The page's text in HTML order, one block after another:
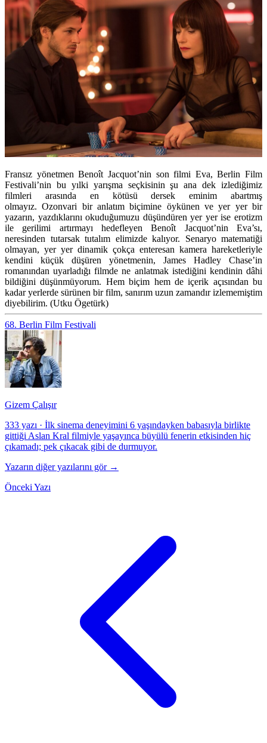
Fransız yönetmenBenoît Jacquot’nin son filmi Eva, Berlin Film
Festivali’nin bu yılki yarışma seçkisinin şu ana dek izlediğimiz
filmleri arasında en kötüsü dersek eminim abartmış
olmayız. Ozonvari bir anlatım biçimine öykünen ve yer yer bir
yazarın, yazdıklarını okuduğumuzu düşündüren yer yer ise erotizm
ile gerilimi artırmayı hedefleyen Benoît Jacquot’nin Eva’sı,
neresinden tutarsak tutalım elimizde kalıyor. Senaryo matematiği
olmayan, yer yer dinamik çokça enteresan kamera hareketleriyle
kendini küçük düşüren yönetmenin, James Hadley Chase’in
romanından uyarladığı filmde ne anlatmak istediğini kendinin dâhi
bildiğini düşünmüyorum. Hem biçim hem de içerik açısından bu
kadar yerlerde sürünen bir film, sanırım uzun zamandır izlememiştim
diyebilirim. (Utku Ögetürk)
68. Berlin Film Festivali
Gizem Çalışır
333 yazı · İlk sinema deneyimini 6 yaşındayken babasıyla birlikte
gittiği Aslan Kral filmiyle yaşayınca büyülü fenerin etkisinden hiç
çıkamadı; pek çıkacak gibi de durmuyor.
Yazarın diğer yazılarını gör →
Önceki Yazı